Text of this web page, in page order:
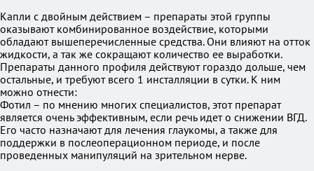
Капли с двойным действием – препараты этой группы
оказывают комбинированное воздействие, которыми
обладают вышеперечисленные средства. Они влияют на отток
жидкости, а так же сокращают количество ее выработки.
Препараты данного профиля действуют гораздо дольше, чем
остальные, и требуют всего 1 инсталляции в сутки. К ним
можно отнести:
Фотил – по мнению многих специалистов, этот препарат
является очень эффективным, если речь идет о снижении ВГД.
Его часто назначают для лечения глаукомы, а также для
поддержки в послеоперационном периоде, и после
проведенных манипуляций на зрительном нерве.